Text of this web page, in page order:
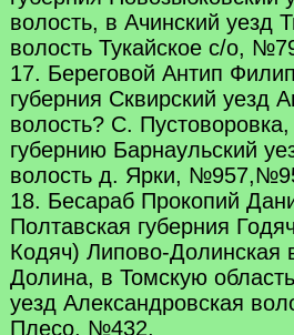
волость, в Ачинский уезд
волость Тукайское с/о,
17. Береговой Антип
губерния Сквирский уезд
волость? С.
губернию Барнаульский
волость д. Ярки,
18. Бесараб Прокопий
Полтавская губерния
Кодяч) Липово-Долинская
Долина, в Томскую
уезд Александровская
Плесо, №432,